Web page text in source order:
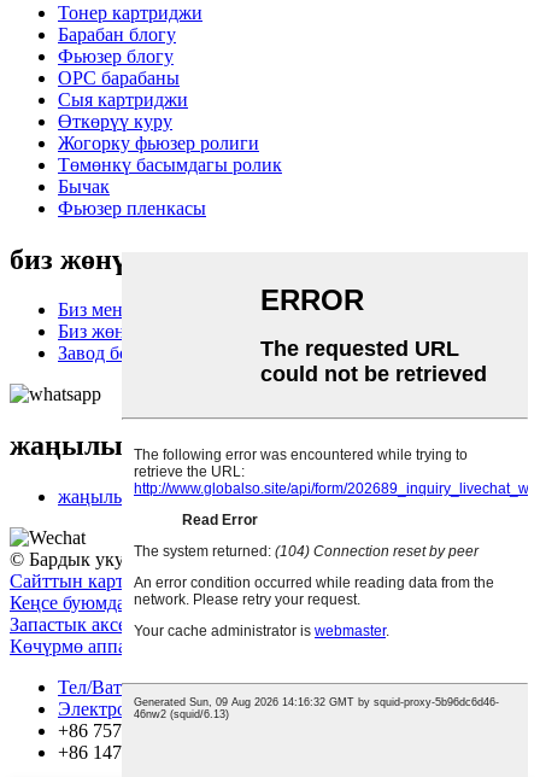
Тонер картриджи
Барабан блогу
Фьюзер блогу
OPC барабаны
Сыя картриджи
Өткөрүү куру
Жогорку фьюзер ролиги
Төмөнкү басымдагы ролик
Бычак
Фьюзер пленкасы
биз жөнүндө
Биз менен байланышыңыз
Биз жөнүндө
Завод боюнча экскурсия
жаңылыктар
жаңылыктар
© Бардык укуктар корголгон. Эң популярдуу товарлар-
Сайттын картасы
Кеңсе буюмдары,Кеңсе жыйыны,Принтердин тетиктери
Запастык аксессуарлар, Кеңсеге керектелүүчү материалдар
Көчүрмө аппараттын тетиктери
Тел/Ватсап
Электрондук почта
+86 757 86771039
+86 14739630203